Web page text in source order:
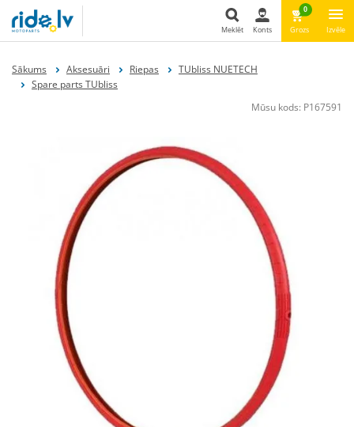
Meklēt Konts
0
Grozs Izvēle
Sākums Aksesuāri Riepas
TUbliss NUETECH
Spare parts TUbliss
Mūsu kods: P167591